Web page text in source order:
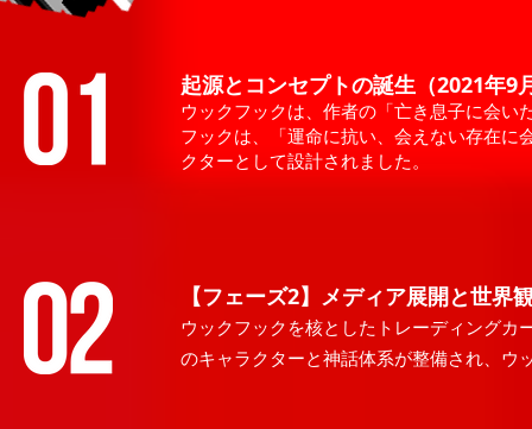
起源とコンセプトの誕生（2021年9
ウックフックは、作者の「亡き息子に会い
フックは、「運命に抗い、会えない存在に
クターとして設計されました。
【フェーズ2】メディア展開と世
ウックフックを核としたトレーディングカ
のキャラクターと神話体系が整備され、ウ